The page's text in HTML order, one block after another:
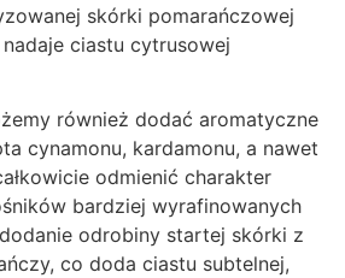
skórki pomarańczowej
ciastu cytrusowej
również dodać aromatyczne
cynamonu, kardamonu, a nawet
odmienić charakter
bardziej wyrafinowanych
odrobiny startej skórki z
co doda ciastu subtelnej,